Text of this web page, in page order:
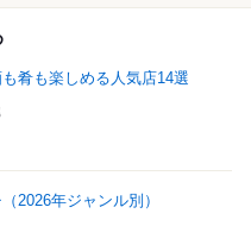
肴も楽しめる人気店14選
2026年ジャンル別）